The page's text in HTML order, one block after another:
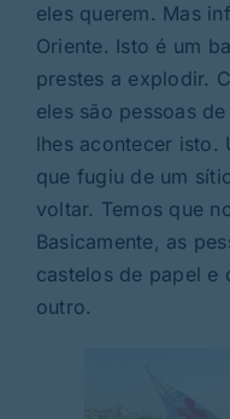
eles querem. Mas
Oriente. Isto é um
prestes a explodir.
eles são pessoas
lhes acontecer isto.
que fugiu de um
voltar. Temos que
Basicamente, as
castelos de papel e
outro.